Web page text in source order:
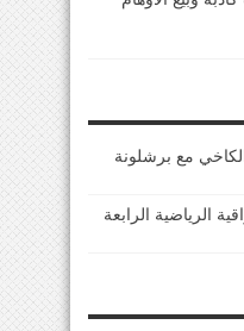
مع برشلونة
الرياضية الرابعة